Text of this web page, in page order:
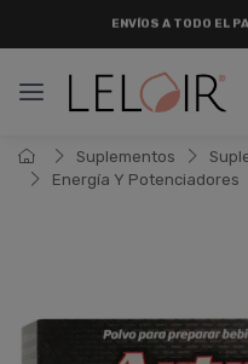
Suplementos
Energí­a Y Potenciadores